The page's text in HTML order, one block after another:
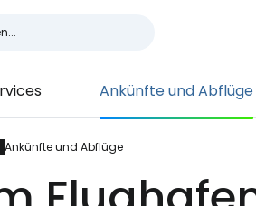
Ankünfte und Abflüge
Ankünfte und Abflüge